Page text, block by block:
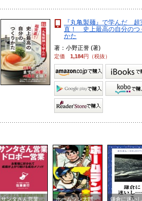
『丸亀製麺』で学んだ 超
直！ 史上最高の自分のつ
かた
著：小野正誉 (著)
定価 1,184円（税抜）
サンタさん営業 ホームラン太郎 鎌倉に迷い